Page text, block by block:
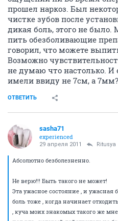
прошел наркоз. Был
чистке зубов после
дикая боль, этого не
пить обезболивающие
говорил, что можете
Возможно
не думаю что настолько.
имели ввиду не 7см, а 7мм?
ОТВЕТИТЬ
sasha71
experienced
29 апреля 2011 Ritusya
Абсолютно безболезненно.
Не верю!!! Быть такого не может!
Эта ужасное состояние , и ужасная
боль тоже , когда начинает
, куча моих знакомых такого же